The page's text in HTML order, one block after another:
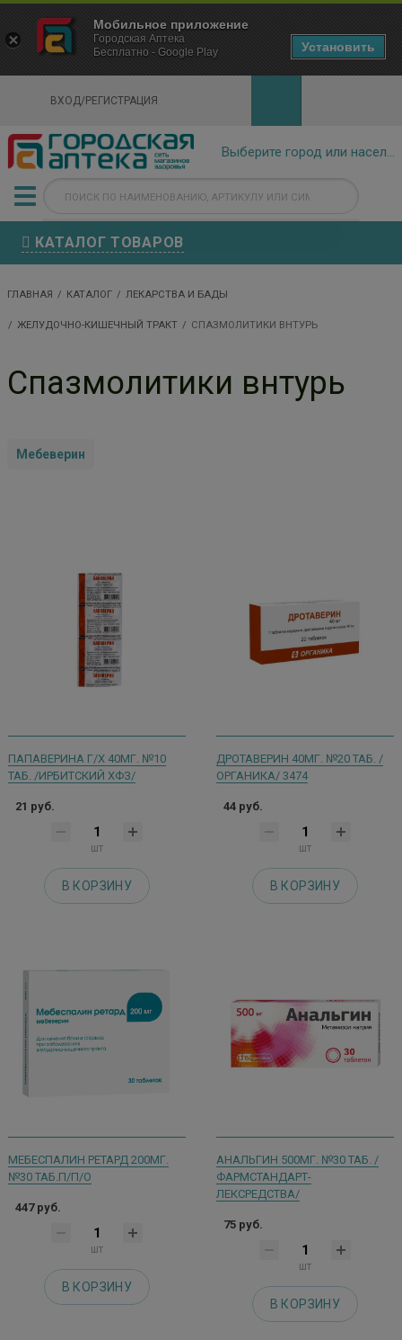
ВХОД/РЕГИСТРАЦИЯ
КАТАЛОГ ТОВАРОВ
ГЛАВНАЯ КАТАЛОГ ЛЕКАРСТВА И БАДЫ
ЖЕЛУДОЧНО-КИШЕЧНЫЙ ТРАКТ СПАЗМОЛИТИКИ ВНТУРЬ
Спазмолитики внтурь
Мебеверин
ПАПАВЕРИНА Г/Х 40МГ. №10
ТАБ. /ИРБИТСКИЙ ХФЗ/
21 руб.
шт
В КОРЗИНУ
ДРОТАВЕРИН 40МГ. №20 ТАБ. /
ОРГАНИКА/ 3474
44 руб.
шт
В КОРЗИНУ
МЕБЕСПАЛИН РЕТАРД 200МГ.
№30 ТАБ.П/П/О
447 руб.
шт
В КОРЗИНУ
АНАЛЬГИН 500МГ. №30 ТАБ. /
ФАРМСТАНДАРТ-
ЛЕКСРЕДСТВА/
75 руб.
шт
В КОРЗИНУ
×
Городская Аптека Маркетплейс
- In Google Play
Мобильное приложение
Городская Аптека
Бесплатно - Google Play
Установить